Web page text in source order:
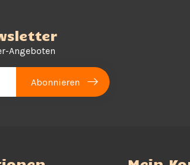
Angeboten
Abonnieren